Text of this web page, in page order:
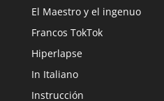
El Maestro y el ingenuo
Francos TokTok
Hiperlapse
In Italiano
Instrucción